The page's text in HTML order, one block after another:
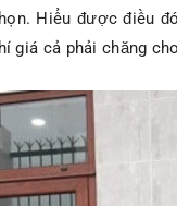
Hiểu được điều
cả phải chăng